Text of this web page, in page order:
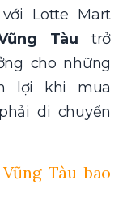
Lotte Mart
Tàu trở
cho những
lợi khi mua
di chuyển
Tàu bao